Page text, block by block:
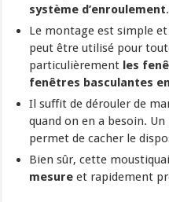
système d’enroulement.
Le montage est simple
peut être utilisé pour
particulièrement les
fenêtres basculantes
Il suffit de dérouler de
quand on en a besoin.
permet de cacher le
Bien sûr, cette
mesure et rapidement